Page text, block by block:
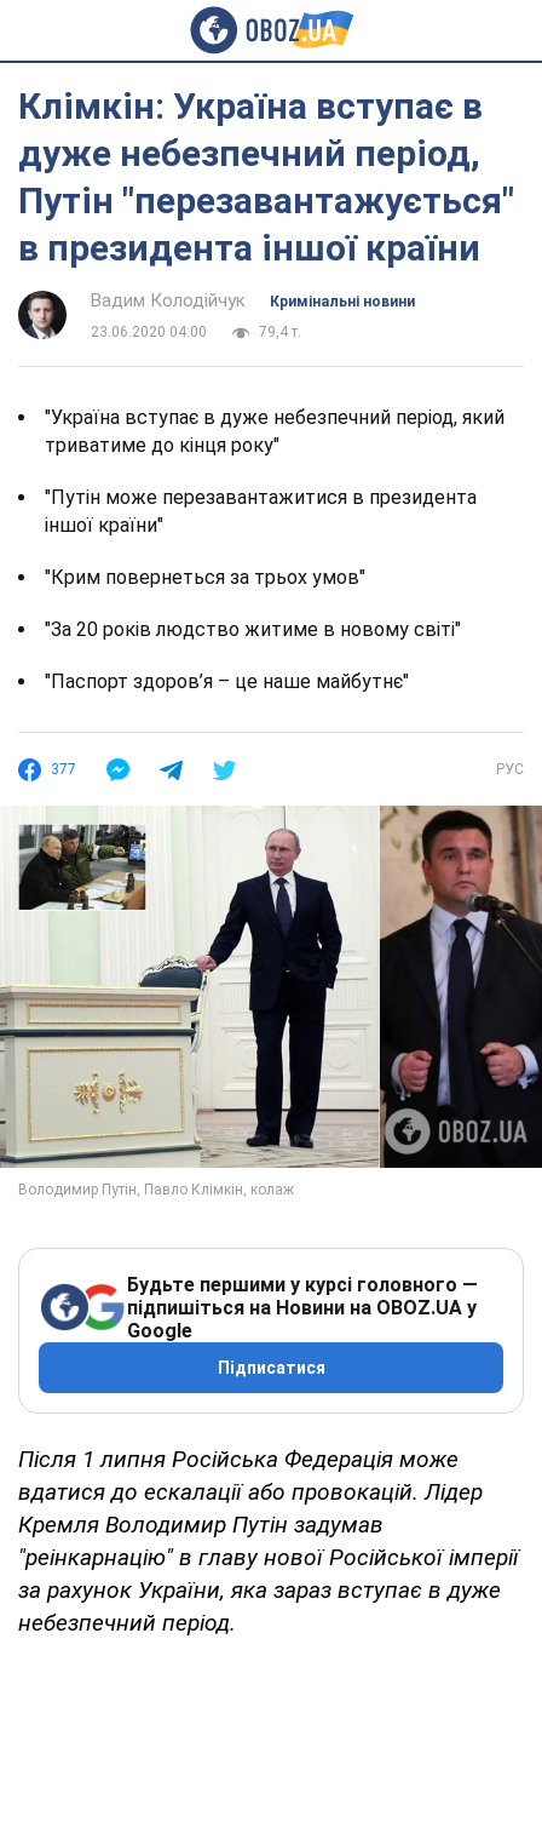
Клімкін: Україна вступає в
дуже небезпечний період,
Путін "перезавантажується"
в президента іншої країни
Вадим Колодійчук
Кримінальні новини
23.06.2020 04:00
79,4 т.
"Україна вступає в дуже небезпечний період, який
триватиме до кінця року"
"Путін може перезавантажитися в президента
іншої країни"
"Крим повернеться за трьох умов"
"За 20 років людство житиме в новому світі"
"Паспорт здоров’я – це наше майбутнє"
377 РУС
Будьте першими у курсі головного —
підпишіться на Новини на OBOZ.UA у
Google
Підписатися
Після 1 липня Російська Федерація може
вдатися до ескалації або провокацій. Лідер
Кремля Володимир Путін задумав
"реінкарнацію" в главу нової Російської імперії
за рахунок України, яка зараз вступає в дуже
небезпечний період.